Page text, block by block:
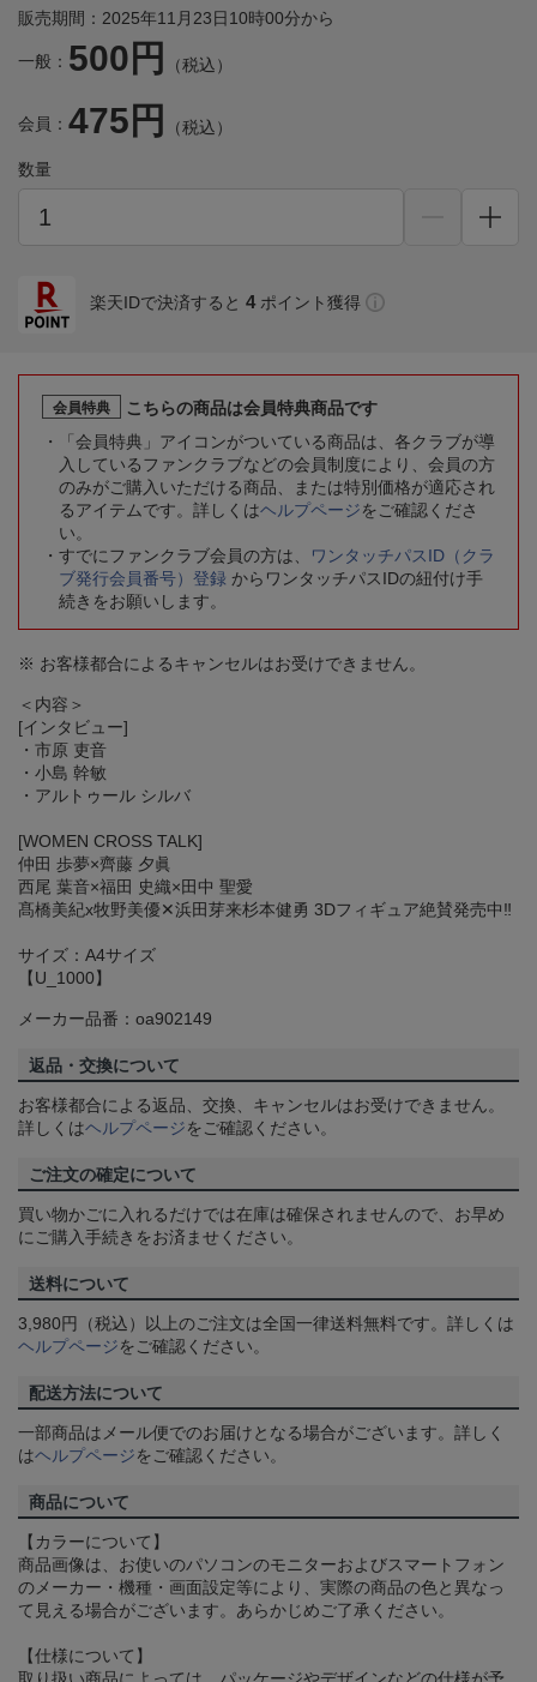
販売期間：2025年11月23日10時00分から
一般： 500円 （税込）
会員： 475円 （税込）
数量
楽天IDで決済すると 4 ポイント獲得
会員特典
こちらの商品は会員特典商品です
「会員特典」アイコンがついている商品は、各クラブが導
入しているファンクラブなどの会員制度により、会員の方
のみがご購入いただける商品、または特別価格が適応され
るアイテムです。詳しくはヘルプページをご確認くださ
い。
すでにファンクラブ会員の方は、
ワンタッチパスID（クラ
ブ発行会員番号）登録 からワンタッチパスIDの紐付け手
続きをお願いします。
※ お客様都合によるキャンセルはお受けできません。
＜内容＞
[インタビュー]
・市原 吏音
・小島 幹敏
・アルトゥール シルバ
[WOMEN CROSS TALK]
仲田 歩夢×齊藤 夕眞
西尾 葉音×福田 史織×田中 聖愛
髙橋美紀x牧野美優✕浜田芽来杉本健勇 3Dフィギュア絶賛発売中‼
サイズ：A4サイズ
【U_1000】
メーカー品番：oa902149
返品・交換について
お客様都合による返品、交換、キャンセルはお受けできません。
詳しくはヘルプページをご確認ください。
ご注文の確定について
買い物かごに入れるだけでは在庫は確保されませんので、お早め
にご購入手続きをお済ませください。
送料について
3,980円（税込）以上のご注文は全国一律送料無料です。詳しくは
ヘルプページをご確認ください。
配送方法について
一部商品はメール便でのお届けとなる場合がございます。詳しく
はヘルプページをご確認ください。
商品について
【カラーについて】
商品画像は、お使いのパソコンのモニターおよびスマートフォン
のメーカー・機種・画面設定等により、実際の商品の色と異なっ
て見える場合がございます。あらかじめご了承ください。
【仕様について】